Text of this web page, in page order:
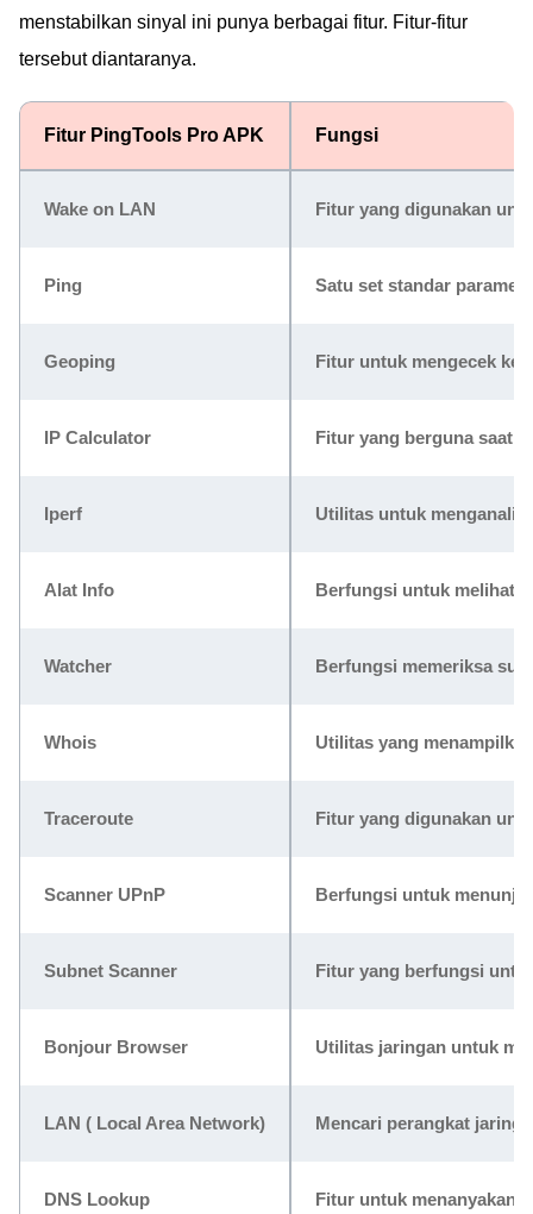
menstabilkan sinyal ini punya berbagai fitur. Fitur-fitur
tersebut diantaranya.
Fitur PingTools Pro APK Fungsi
Wake on LAN Fitur yang digunakan
Ping Satu set standar
Geoping Fitur untuk mengecek
IP Calculator Fitur yang berguna saat
Iperf Utilitas untuk
Alat Info Berfungsi untuk melihat
Watcher Berfungsi memeriksa
Whois Utilitas yang
Traceroute Fitur yang digunakan
Scanner UPnP Berfungsi untuk
Subnet Scanner Fitur yang berfungsi
Bonjour Browser Utilitas jaringan untuk
LAN ( Local Area Network) Mencari perangkat
DNS Lookup Fitur untuk menanyakan